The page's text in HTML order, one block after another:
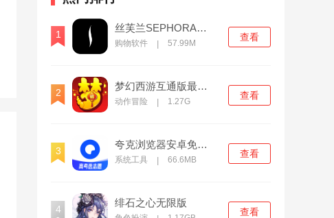
1
丝芙兰SEPHORA官方版
购物软件 57.99M
查看
2
梦幻西游互通版最新下载
动作冒险 1.27G
查看
3
夸克浏览器安卓免费版
系统工具 66.6MB
查看
4
绯石之心无限版
查看